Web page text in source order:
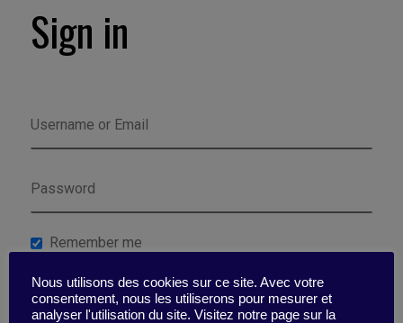
Sign in
Remember me
Lost your password?
Nous utilisons des cookies sur ce site. Avec votre
consentement, nous les utiliserons pour mesurer et
analyser l'utilisation du site. Visitez notre page sur la